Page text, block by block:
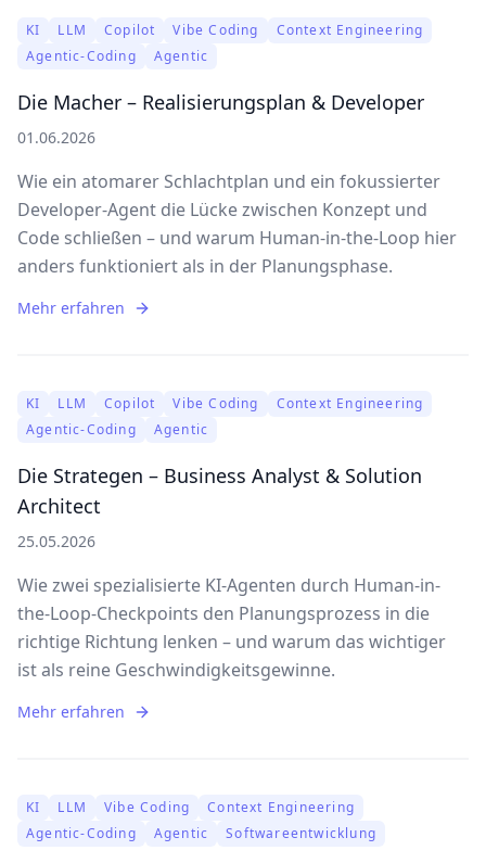
KI LLM Copilot Vibe Coding
Context Engineering
Agentic-Coding
Agentic
Die Macher – Realisierungsplan & Developer
01.06.2026
Wie ein atomarer Schlachtplan und ein fokussierter
Developer-Agent die Lücke zwischen Konzept und
Code schließen – und warum Human-in-the-Loop hier
anders funktioniert als in der Planungsphase.
Mehr erfahren
KI LLM Copilot Vibe Coding
Context Engineering
Agentic-Coding
Agentic
Die Strategen – Business Analyst & Solution
Architect
25.05.2026
Wie zwei spezialisierte KI-Agenten durch Human-in-
the-Loop-Checkpoints den Planungsprozess in die
richtige Richtung lenken – und warum das wichtiger
ist als reine Geschwindigkeitsgewinne.
Mehr erfahren
KI LLM Vibe Coding
Context Engineering
Agentic-Coding
Agentic Softwareentwicklung